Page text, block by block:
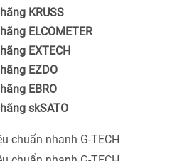
hãng KRUSS
hãng ELCOMETER
hãng EXTECH
hãng EZDO
hãng EBRO
hãng skSATO